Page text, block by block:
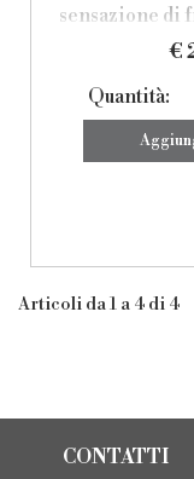
sensazione di
€
Quantità:
Articoli da 1 a 4 di 4
CONTATTI